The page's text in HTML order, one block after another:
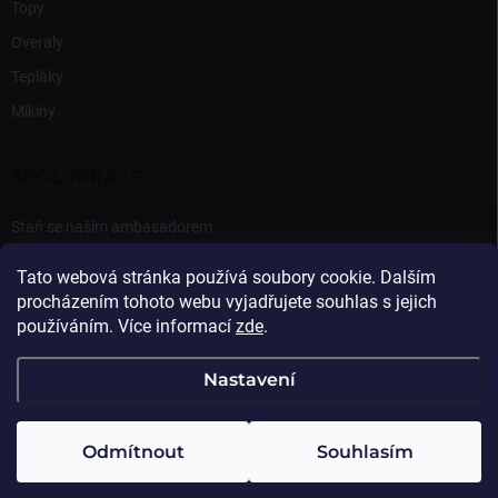
Tato webová stránka používá soubory cookie. Dalším
procházením tohoto webu vyjadřujete souhlas s jejich
používáním. Více informací zde.
Nastavení
Odmítnout Souhlasím
Topy
Overaly
Tepláky
Mikiny
Staň se naším ambasadorem
Vytvořil Shoptet
Copyright 2026 . Všechna práva vyhrazena.